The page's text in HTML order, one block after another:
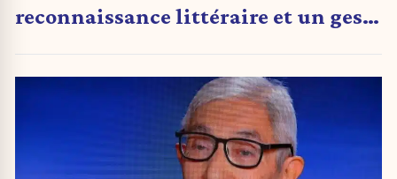
reconnaissance littéraire et un geste